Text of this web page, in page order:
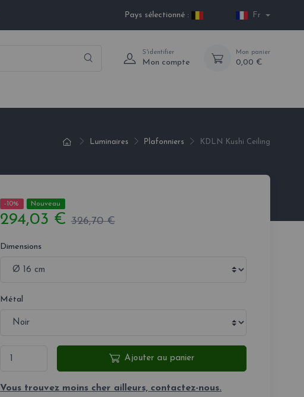
Pays sélectionné : Fr
S'identifier
Mon compte
Mon panier
0,00 €
Luminaires Plafonniers KDLN Kushi Ceiling
-10% Nouveau
294,03 € 326,70 €
Dimensions
Métal
Ajouter au panier
Vous trouvez moins cher ailleurs, contactez-nous.